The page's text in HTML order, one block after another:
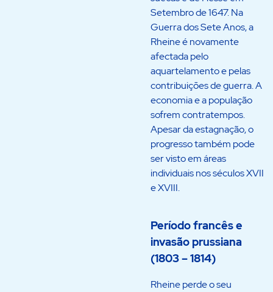
Setembro de 1647. Na
Guerra dos Sete Anos, a
Rheine é novamente
afectada pelo
aquartelamento e pelas
contribuições de guerra. A
economia e a população
sofrem contratempos.
Apesar da estagnação, o
progresso também pode
ser visto em áreas
individuais nos séculos XVII
e XVIII.
Período francês e
invasão prussiana
(1803 – 1814)
Rheine perde o seu